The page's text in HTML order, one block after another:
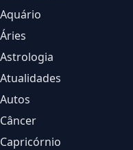
Aquário
Áries
Astrologia
Atualidades
Autos
Câncer
Capricórnio